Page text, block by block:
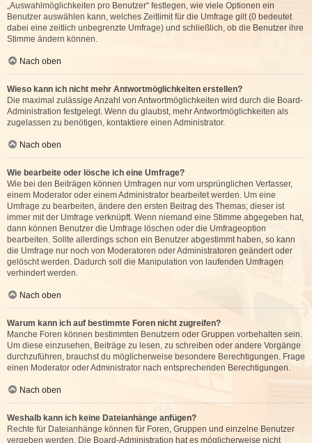
„Auswahlmöglichkeiten pro Benutzer“ festlegen, wie viele Optionen ein
Benutzer auswählen kann, welches Zeitlimit für die Umfrage gilt (0 bedeutet
dabei eine zeitlich unbegrenzte Umfrage) und schließlich, ob die Benutzer ihre
Stimme ändern können.
Nach oben
Wieso kann ich nicht mehr Antwortmöglichkeiten erstellen?
Die maximal zulässige Anzahl von Antwortmöglichkeiten wird durch die Board-
Administration festgelegt. Wenn du glaubst, mehr Antwortmöglichkeiten als
zugelassen zu benötigen, kontaktiere einen Administrator.
Nach oben
Wie bearbeite oder lösche ich eine Umfrage?
Wie bei den Beiträgen können Umfragen nur vom ursprünglichen Verfasser,
einem Moderator oder einem Administrator bearbeitet werden. Um eine
Umfrage zu bearbeiten, ändere den ersten Beitrag des Themas; dieser ist
immer mit der Umfrage verknüpft. Wenn niemand eine Stimme abgegeben hat,
dann können Benutzer die Umfrage löschen oder die Umfrageoption
bearbeiten. Sollte allerdings schon ein Benutzer abgestimmt haben, so kann
die Umfrage nur noch von Moderatoren oder Administratoren geändert oder
gelöscht werden. Dadurch soll die Manipulation von laufenden Umfragen
verhindert werden.
Nach oben
Warum kann ich auf bestimmte Foren nicht zugreifen?
Manche Foren können bestimmten Benutzern oder Gruppen vorbehalten sein.
Um diese einzusehen, Beiträge zu lesen, zu schreiben oder andere Vorgänge
durchzuführen, brauchst du möglicherweise besondere Berechtigungen. Frage
einen Moderator oder Administrator nach entsprechenden Berechtigungen.
Nach oben
Weshalb kann ich keine Dateianhänge anfügen?
Rechte für Dateianhänge können für Foren, Gruppen und einzelne Benutzer
vergeben werden. Die Board-Administration hat es möglicherweise nicht